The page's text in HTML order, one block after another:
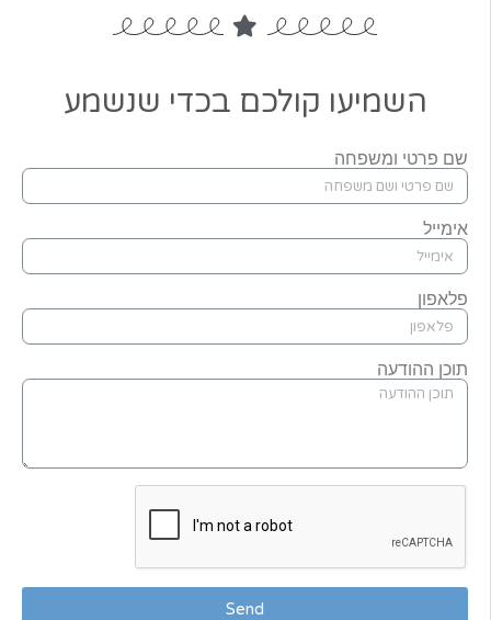
השמיעו קולכם בכדי שנשמע
שם פרטי ומשפחה
אימייל
פלאפון
תוכן ההודעה
Send